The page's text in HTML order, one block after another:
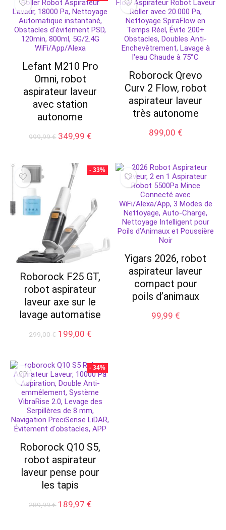
Lefant M210 Pro
Omni, robot
aspirateur laveur
avec station
autonome
999,99€ Le
était :
999,99 €.
349,99 €Le
est :
349,99 €.
Roborock Qrevo
Curv 2 Flow, robot
aspirateur laveur
très autonome
899,00 €
- 33%
Roborock F25 GT,
robot aspirateur
laveur axe sur le
lavage automatise
299,00€ Le
était :
299,00 €.
199,00 €Le
est :
199,00 €.
Yigars 2026, robot
aspirateur laveur
compact pour
poils d’animaux
99,99 €
- 34%
Roborock Q10 S5,
robot aspirateur
laveur pense pour
les tapis
289,99€ Le
189,97 €Le